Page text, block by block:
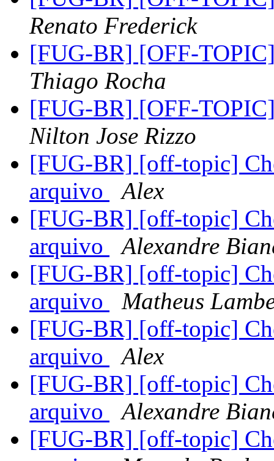
Renato Frederick
[FUG-BR] [OFF-
Thiago Rocha
[FUG-BR] [OFF-
Nilton Jose Rizzo
[FUG-BR] [off-topic]
arquivo
Alex
[FUG-BR] [off-topic]
arquivo
Alexandre
[FUG-BR] [off-topic]
arquivo
Matheus
[FUG-BR] [off-topic]
arquivo
Alex
[FUG-BR] [off-topic]
arquivo
Alexandre
[FUG-BR] [off-topic]